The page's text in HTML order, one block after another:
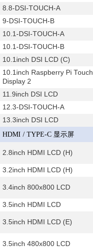
8.8-DSI-TOUCH-A
9-DSI-TOUCH-B
10.1-DSI-TOUCH-A
10.1-DSI-TOUCH-B
10.1inch DSI LCD (C)
10.1inch Raspberry Pi Touch
Display 2
11.9inch DSI LCD
12.3-DSI-TOUCH-A
13.3inch DSI LCD
HDMI / TYPE-C 显示屏
2.8inch HDMI LCD (H)
3.2inch HDMI LCD (H)
3.4inch 800x800 LCD
3.5inch HDMI LCD
3.5inch HDMI LCD (E)
3.5inch 480x800 LCD